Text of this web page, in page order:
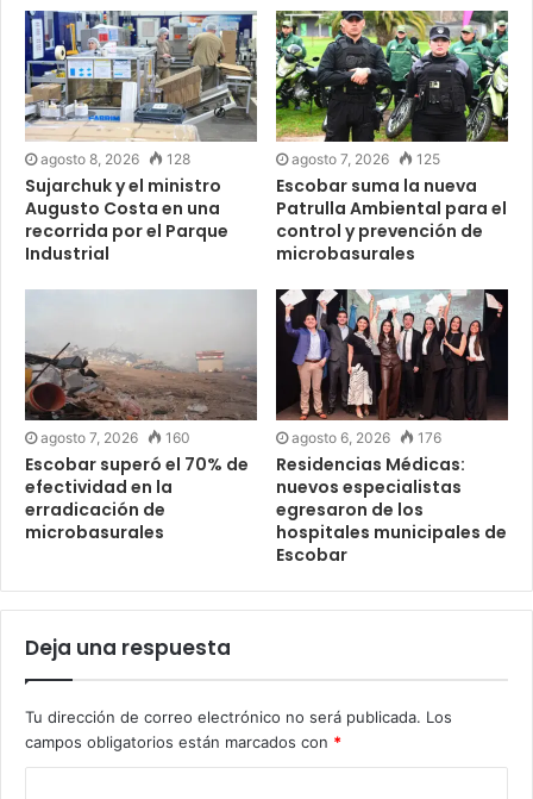
agosto 8, 2026 128
Sujarchuk y el ministro
Augusto Costa en una
recorrida por el Parque
Industrial
agosto 7, 2026 125
Escobar suma la nueva
Patrulla Ambiental para el
control y prevención de
microbasurales
agosto 7, 2026 160
Escobar superó el 70% de
efectividad en la
erradicación de
microbasurales
agosto 6, 2026 176
Residencias Médicas:
nuevos especialistas
egresaron de los
hospitales municipales de
Escobar
Deja una respuesta
Tu dirección de correo electrónico no será publicada. Los
campos obligatorios están marcados con *